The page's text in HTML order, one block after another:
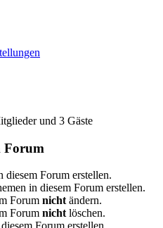
und 3 Gäste
Forum
diesem Forum erstellen.
in diesem Forum erstellen.
Forum nicht ändern.
Forum nicht löschen.